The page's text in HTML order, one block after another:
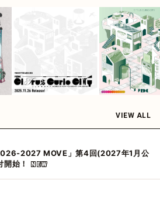
VIEW ALL
2027 MOVE」第4回(2027年1月公
始！